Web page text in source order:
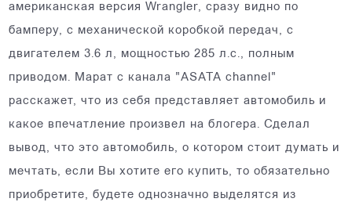
американская версия Wrangler, сразу видно по
бамперу, с механической коробкой передач, с
двигателем 3.6 л, мощностью 285 л.с., полным
приводом. Марат с канала "ASATA channel"
расскажет, что из себя представляет автомобиль и
какое впечатление произвел на блогера. Сделал
вывод, что это автомобиль, о котором стоит думать и
мечтать, если Вы хотите его купить, то обязательно
приобретите, будете однозначно выделятся из